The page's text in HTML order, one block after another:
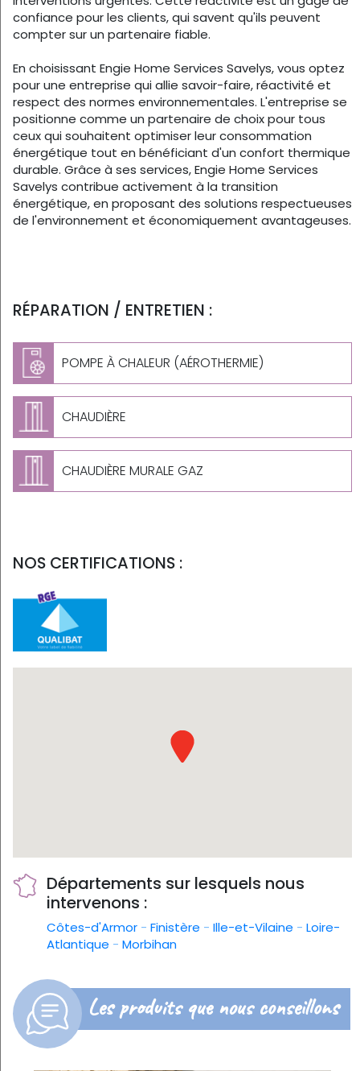
confiance pour les clients, qui savent qu'ils peuvent
compter sur un partenaire fiable.
En choisissant Engie Home Services Savelys, vous optez
pour une entreprise qui allie savoir-faire, réactivité et
respect des normes environnementales. L'entreprise se
positionne comme un partenaire de choix pour tous
ceux qui souhaitent optimiser leur consommation
énergétique tout en bénéficiant d'un confort thermique
durable. Grâce à ses services, Engie Home Services
Savelys contribue activement à la transition
énergétique, en proposant des solutions respectueuses
de l'environnement et économiquement avantageuses.
RÉPARATION / ENTRETIEN :
POMPE À CHALEUR (AÉROTHERMIE)
CHAUDIÈRE
CHAUDIÈRE MURALE GAZ
NOS CERTIFICATIONS :
Départements sur lesquels nous
intervenons :
Côtes-d'Armor - Finistère - Ille-et-Vilaine - Loire-
Atlantique - Morbihan
Les produits que nous conseillons